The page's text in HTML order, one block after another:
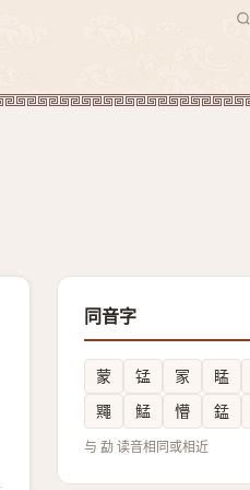
同音字
蒙 锰 冡 䁅
鼆
鯭 懵 錳
与 勐 读音相同或相近